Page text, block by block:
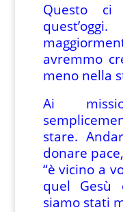
Questo
avremmo
meno nella
Ai
stare.
donare
“è vicino a
quel Gesù
siamo stati